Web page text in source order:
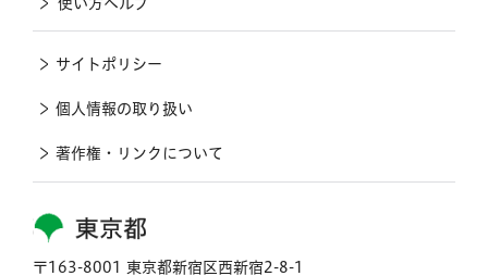
東京都
〒163-8001 東京都新宿区西新宿2-8-1
使い方ヘルプ
サイトポリシー
個人情報の取り扱い
著作権・リンクについて